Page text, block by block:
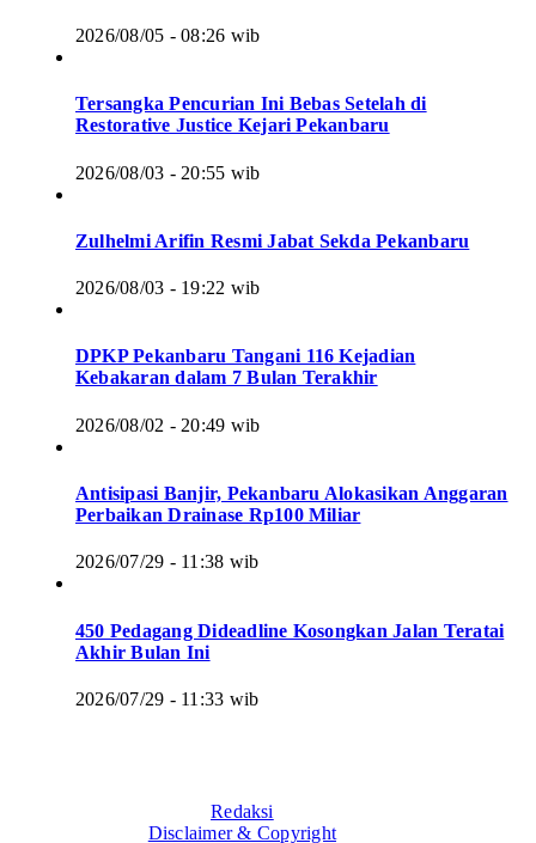
2026/08/05 - 08:26 wib
Tersangka Pencurian Ini Bebas Setelah di
Restorative Justice Kejari Pekanbaru
2026/08/03 - 20:55 wib
Zulhelmi Arifin Resmi Jabat Sekda Pekanbaru
2026/08/03 - 19:22 wib
DPKP Pekanbaru Tangani 116 Kejadian
Kebakaran dalam 7 Bulan Terakhir
2026/08/02 - 20:49 wib
Antisipasi Banjir, Pekanbaru Alokasikan Anggaran
Perbaikan Drainase Rp100 Miliar
2026/07/29 - 11:38 wib
450 Pedagang Dideadline Kosongkan Jalan Teratai
Akhir Bulan Ini
2026/07/29 - 11:33 wib
Redaksi
Disclaimer & Copyright